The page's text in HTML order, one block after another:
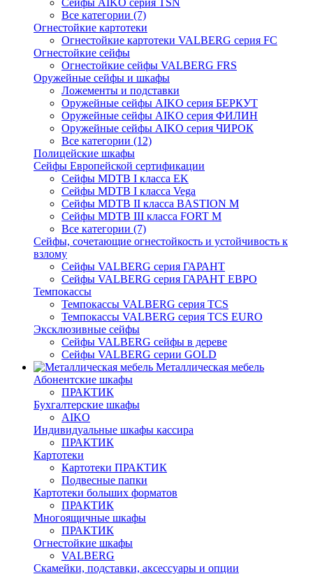
Сейфы AIKO серия TSN
Все категории (7)
Огнестойкие картотеки
Огнестойкие картотеки VALBERG серия FC
Огнестойкие сейфы
Огнестойкие сейфы VALBERG FRS
Оружейные сейфы и шкафы
Ложементы и подставки
Оружейные сейфы AIKO серия БЕРКУТ
Оружейные сейфы AIKO серия ФИЛИН
Оружейные сейфы AIKO серия ЧИРОК
Все категории (12)
Полицейские шкафы
Сейфы Европейской сертификации
Сейфы MDTB I класса EK
Сейфы MDTB I класса Vega
Сейфы MDTB II класса BASTION M
Сейфы MDTB III класса FORT M
Все категории (7)
Сейфы, сочетающие огнестойкость и устойчивость к
взлому
Сейфы VALBERG серия ГАРАНТ
Сейфы VALBERG серия ГАРАНТ ЕВРО
Темпокассы
Темпокассы VALBERG серия TCS
Темпокассы VALBERG серия TCS EURO
Эксклюзивные сейфы
Сейфы VALBERG сейфы в дереве
Сейфы VALBERG серии GOLD
Металлическая мебель
Абонентские шкафы
ПРАКТИК
Бухгалтерские шкафы
AIKO
Индивидуальные шкафы кассира
ПРАКТИК
Картотеки
Картотеки ПРАКТИК
Подвесные папки
Картотеки больших форматов
ПРАКТИК
Многоящичные шкафы
ПРАКТИК
Огнестойкие шкафы
VALBERG
Скамейки, подставки, аксессуары и опции